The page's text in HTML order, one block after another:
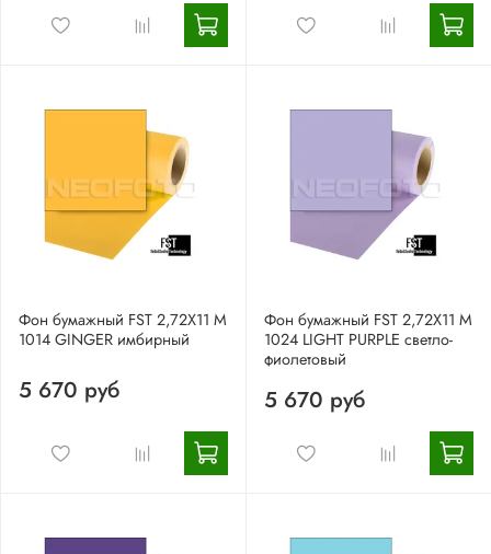
Фон бумажный FST 2,72X11 M
1014 GINGER имбирный
5 670 руб
Фон бумажный FST 2,72X11 М
1024 LIGHT PURPLE светло-
фиолетовый
5 670 руб